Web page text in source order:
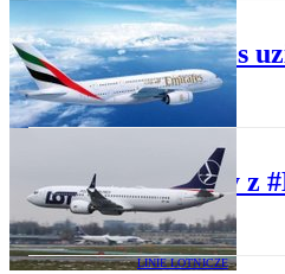
LINIE LOTNICZE
Emirates
Powroty z
LINIE LOTNICZE